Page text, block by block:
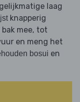
laag
knapperig
mee, tot
en meng het
bosui en